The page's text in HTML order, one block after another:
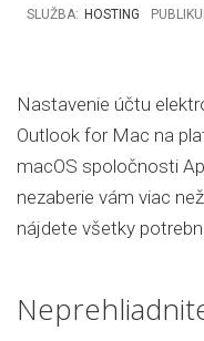
SLUŽBA HOSTING
Nastavenie účtu
Outlook for Mac na
macOS spoločnosti
nezaberie vám viac
nájdete všetky